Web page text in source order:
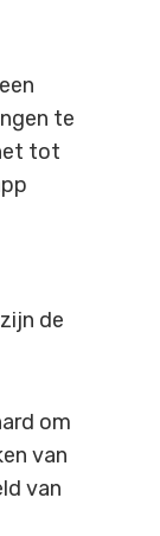
te
tot
de
om
van
van